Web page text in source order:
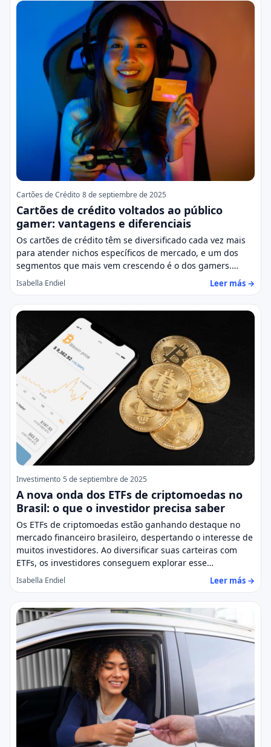
Cartões de Crédito 8 de septiembre de 2025
Cartões de crédito voltados ao público
gamer: vantagens e diferenciais
Os cartões de crédito têm se diversificado cada vez mais
para atender nichos específicos de mercado, e um dos
segmentos que mais vem crescendo é o dos gamers.…
Isabella Endiel Leer más →
Investimento 5 de septiembre de 2025
A nova onda dos ETFs de criptomoedas no
Brasil: o que o investidor precisa saber
Os ETFs de criptomoedas estão ganhando destaque no
mercado financeiro brasileiro, despertando o interesse de
muitos investidores. Ao diversificar suas carteiras com
ETFs, os investidores conseguem explorar esse…
Isabella Endiel Leer más →